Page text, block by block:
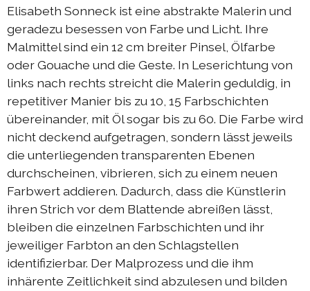
Austausch Die-Berlin 2019
Austausch Berlin-Die 2019
Sommerprogramm 2019
Austausch Berlin-Die 2018
Austausch Die-Berlin 2018
Sommerprogramm 2018
komplizen & links
kontakt
DIEprojekte
Elisabeth Sonneck ist eine abstrakte Malerin und
geradezu besessen von Farbe und Licht. Ihre
Malmittel sind ein 12 cm breiter Pinsel, Ölfarbe
oder Gouache und die Geste. In Leserichtung von
links nach rechts streicht die Malerin geduldig, in
repetitiver Manier bis zu 10, 15 Farbschichten
übereinander, mit Öl sogar bis zu 60. Die Farbe wird
nicht deckend aufgetragen, sondern lässt jeweils
die unterliegenden transparenten Ebenen
durchscheinen, vibrieren, sich zu einem neuen
Farbwert addieren. Dadurch, dass die Künstlerin
ihren Strich vor dem Blattende abreißen lässt,
bleiben die einzelnen Farbschichten und ihr
jeweiliger Farbton an den Schlagstellen
identifizierbar. Der Malprozess und die ihm
inhärente Zeitlichkeit sind abzulesen und bilden